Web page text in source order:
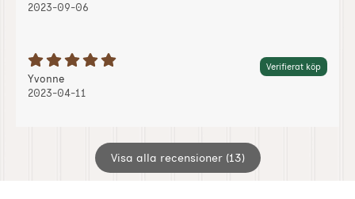
2023-09-06
Betyg: 5 Stjärnor av 5 Verifierat köp
Recension av:
Yvonne, 2023-04-11
, 2023-04-11
2023-04-11
Visa alla recensioner (13)